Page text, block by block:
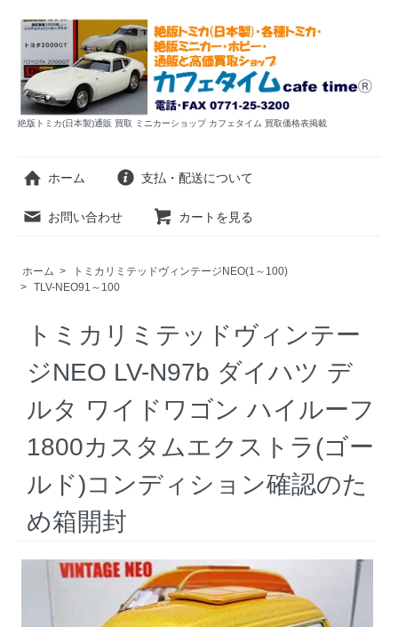
絶版トミカ(日本製)通販 買取 ミニカーショップ カフェタイム 買取価格表掲載
ホーム 支払・配送について
お問い合わせ カートを見る
ホーム >
トミカリミテッドヴィンテージNEO(1～100)
> TLV-NEO91～100
トミカリミテッドヴィンテー
ジNEO LV-N97b ダイハツ デ
ルタ ワイドワゴン ハイルーフ
1800カスタムエクストラ(ゴー
ルド)コンディション確認のた
め箱開封